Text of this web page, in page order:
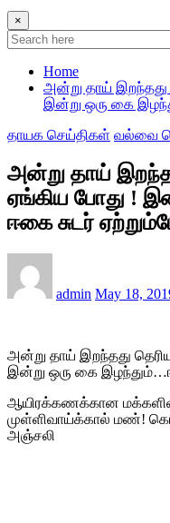
×
Home
அன்று தாய் இறந்தது
இன்று ஒரு கை
தாயக செய்திகள் வல்வை
அன்று தாய்
ஏங்கிய போது !
ஈகை சுடர்
admin May 18,
அன்று தாய் இறந்தது
இன்று ஒரு கை
ஆயிரக்கணக்கான
முள்ளிவாய்க்கால் மண்!
அஞ்சலி